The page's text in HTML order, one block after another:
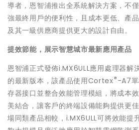
導者，恩智浦推出全系統解決方案，不
強最終用戶的便利性，且成本更低、產
及其一級供應商提供更大的設計自由。
提效節能，展示智慧城市最新應用產品
恩智浦正式發佈i.MX6ULL應用處理器解
的最新版本，該產品使用Cortex® -A7
存器接口並整合效能管理模組，將成本
美結合，讓客戶的終端設備能夠提供更
場同類產品相較，i.MX6ULL可將效能提